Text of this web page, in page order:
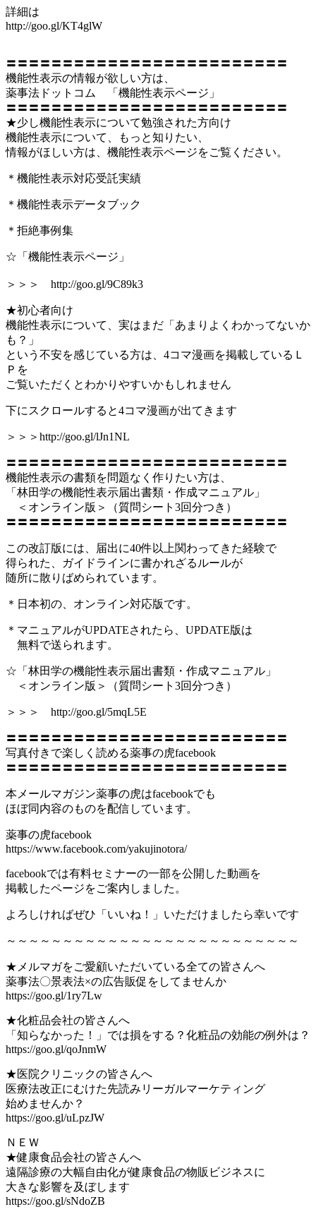
詳細は
http://goo.gl/KT4glW
〓〓〓〓〓〓〓〓〓〓〓〓〓〓〓〓〓〓〓〓〓〓〓〓〓
機能性表示の情報が欲しい方は、
薬事法ドットコム 「機能性表示ページ」
〓〓〓〓〓〓〓〓〓〓〓〓〓〓〓〓〓〓〓〓〓〓〓〓〓
★少し機能性表示について勉強された方向け
機能性表示について、もっと知りたい、
情報がほしい方は、機能性表示ページをご覧ください。
＊機能性表示対応受託実績
＊機能性表示データブック
＊拒絶事例集
☆「機能性表示ページ」
＞＞＞ http://goo.gl/9C89k3
★初心者向け
機能性表示について、実はまだ「あまりよくわかってないか
も？」
という不安を感じている方は、4コマ漫画を掲載しているＬ
Ｐを
ご覧いただくとわかりやすいかもしれません
下にスクロールすると4コマ漫画が出てきます
＞＞＞http://goo.gl/lJn1NL
〓〓〓〓〓〓〓〓〓〓〓〓〓〓〓〓〓〓〓〓〓〓〓〓〓
機能性表示の書類を問題なく作りたい方は、
「林田学の機能性表示届出書類・作成マニュアル」
＜オンライン版＞（質問シート3回分つき）
〓〓〓〓〓〓〓〓〓〓〓〓〓〓〓〓〓〓〓〓〓〓〓〓〓
この改訂版には、届出に40件以上関わってきた経験で
得られた、ガイドラインに書かれざるルールが
随所に散りばめられています。
＊日本初の、オンライン対応版です。
＊マニュアルがUPDATEされたら、UPDATE版は
無料で送られます。
☆「林田学の機能性表示届出書類・作成マニュアル」
＜オンライン版＞（質問シート3回分つき）
＞＞＞ http://goo.gl/5mqL5E
〓〓〓〓〓〓〓〓〓〓〓〓〓〓〓〓〓〓〓〓〓〓〓〓〓
写真付きで楽しく読める薬事の虎facebook
〓〓〓〓〓〓〓〓〓〓〓〓〓〓〓〓〓〓〓〓〓〓〓〓〓
本メールマガジン薬事の虎はfacebookでも
ほぼ同内容のものを配信しています。
薬事の虎facebook
https://www.facebook.com/yakujinotora/
facebookでは有料セミナーの一部を公開した動画を
掲載したページをご案内しました。
よろしければぜひ「いいね！」いただけましたら幸いです
～～～～～～～～～～～～～～～～～～～～～～～～～～
★メルマガをご愛顧いただいている全ての皆さんへ
薬事法〇景表法×の広告販促をしてませんか
https://goo.gl/1ry7Lw
★化粧品会社の皆さんへ
「知らなかった！」では損をする？化粧品の効能の例外は？
https://goo.gl/qoJnmW
★医院クリニックの皆さんへ
医療法改正にむけた先読みリーガルマーケティング
始めませんか？
https://goo.gl/uLpzJW
ＮＥＷ
★健康食品会社の皆さんへ
遠隔診療の大幅自由化が健康食品の物販ビジネスに
大きな影響を及ぼします
https://goo.gl/sNdoZB